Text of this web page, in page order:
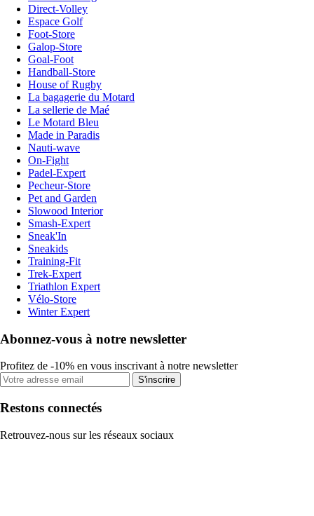
Direct-Volley
Espace Golf
Foot-Store
Galop-Store
Goal-Foot
Handball-Store
House of Rugby
La bagagerie du Motard
La sellerie de Maé
Le Motard Bleu
Made in Paradis
Nauti-wave
On-Fight
Padel-Expert
Pecheur-Store
Pet and Garden
Slowood Interior
Smash-Expert
Sneak'In
Sneakids
Training-Fit
Trek-Expert
Triathlon Expert
Vélo-Store
Winter Expert
Abonnez-vous à notre newsletter
Profitez de -10% en vous inscrivant à notre newsletter
S'inscrire
Restons connectés
Retrouvez-nous sur les réseaux sociaux